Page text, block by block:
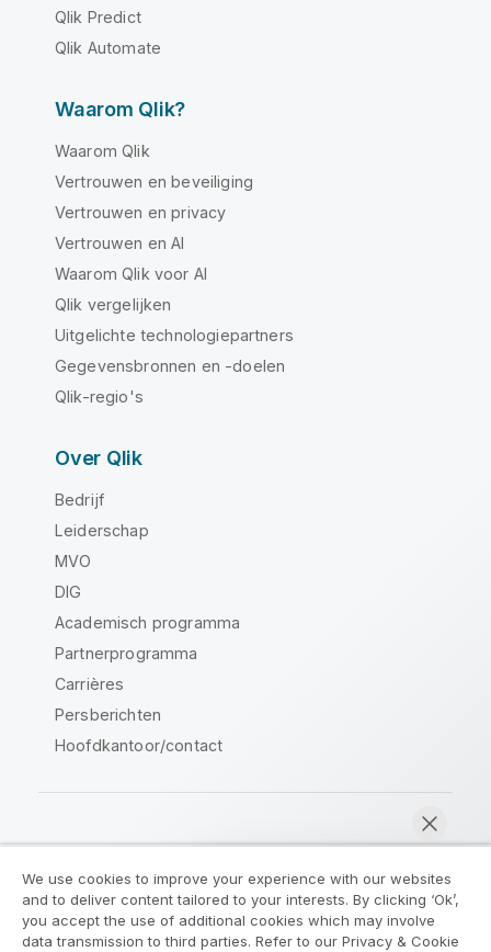
Qlik Predict
Qlik Automate
Waarom Qlik?
Waarom Qlik
Vertrouwen en beveiliging
Vertrouwen en privacy
Vertrouwen en AI
Waarom Qlik voor AI
Qlik vergelijken
Uitgelichte technologiepartners
Gegevensbronnen en -doelen
Qlik-regio's
Over Qlik
Bedrijf
Leiderschap
MVO
DIG
Academisch programma
Partnerprogramma
Carrières
Persberichten
Hoofdkantoor/contact
Juridische overeenkomsten
Productvoorwaarden
Legal Policies
We use cookies to improve your experience with our websites
and to deliver content tailored to your interests. By clicking ‘Ok’,
you accept the use of additional cookies which may involve
data transmission to third parties. Refer to our Privacy & Cookie